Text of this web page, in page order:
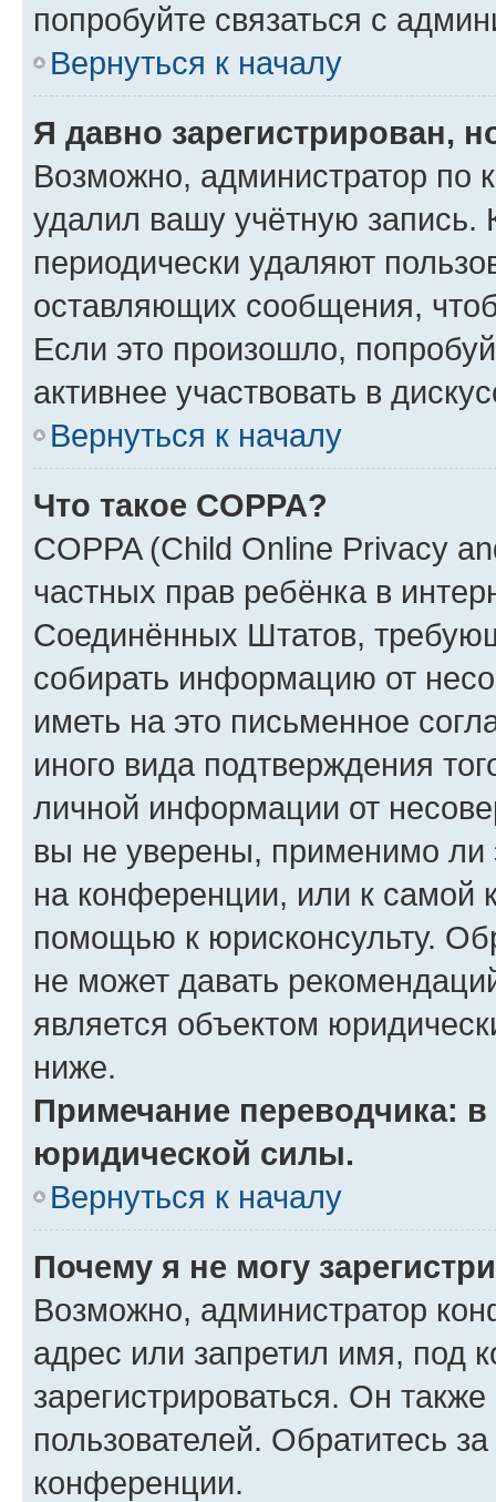
попробуйте связаться с
Вернуться к началу
Я давно зарегистрирован,
Возможно, администратор по
удалил вашу учётную запись.
периодически удаляют
оставляющих сообщения,
Если это произошло,
активнее участвовать в
Вернуться к началу
Что такое COPPA?
COPPA (Child Online Privacy
частных прав ребёнка в
Соединённых Штатов,
собирать информацию от
иметь на это письменное
иного вида подтверждения
личной информации от
вы не уверены, применимо ли
на конференции, или к самой
помощью к юрисконсульту.
не может давать
является объектом
ниже.
Примечание переводчика:
юридической силы.
Вернуться к началу
Почему я не могу
Возможно, администратор
адрес или запретил имя, под
зарегистрироваться. Он
пользователей. Обратитесь
конференции.